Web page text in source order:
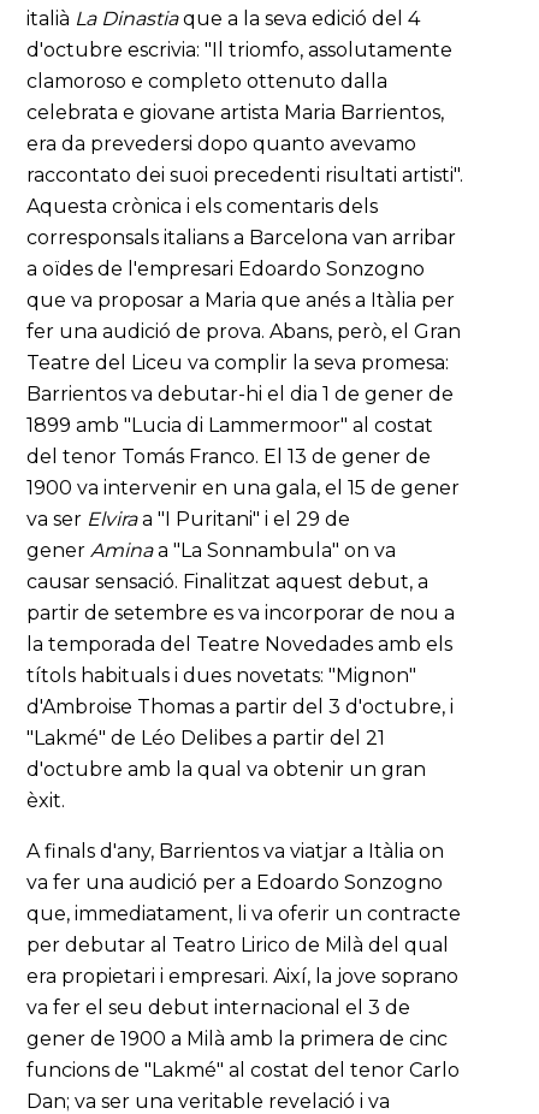
italià La Dinastiaque a la seva edició del 4
d'octubre escrivia: "Il triomfo, assolutamente
clamoroso e completo ottenuto dalla
celebrata e giovane artista Maria Barrientos,
era da prevedersi dopo quanto avevamo
raccontato dei suoi precedenti risultati artisti".
Aquesta crònica i els comentaris dels
corresponsals italians a Barcelona van arribar
a oïdes de l'empresari Edoardo Sonzogno
que va proposar a Maria que anés a Itàlia per
fer una audició de prova. Abans, però, el Gran
Teatre del Liceu va complir la seva promesa:
Barrientos va debutar-hi el dia 1 de gener de
1899 amb "Lucia di Lammermoor" al costat
del tenor Tomás Franco. El 13 de gener de
1900 va intervenir en una gala, el 15 de gener
va ser Elviraa "I Puritani" i el 29 de
generAminaa "La Sonnambula" on va
causar sensació. Finalitzat aquest debut, a
partir de setembre es va incorporar de nou a
la temporada del Teatre Novedades amb els
títols habituals i dues novetats: "Mignon"
d'Ambroise Thomas a partir del 3 d'octubre, i
"Lakmé" de Léo Delibes a partir del 21
d'octubre amb la qual va obtenir un gran
èxit.
A finals d'any, Barrientos va viatjar a Itàlia on
va fer una audició per a Edoardo Sonzogno
que, immediatament, li va oferir un contracte
per debutar al Teatro Lirico de Milà del qual
era propietari i empresari. Així, la jove soprano
va fer el seu debut internacional el 3 de
gener de 1900 a Milà amb la primera de cinc
funcions de "Lakmé" al costat del tenor Carlo
Dan; va ser una veritable revelació i va